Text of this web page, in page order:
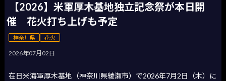
【2026】米軍厚木基地独立記念祭が本日開
催 花火打ち上げも予定
神奈川県 花火
2026年07月02日
在日米海軍厚木基地（神奈川県綾瀬市）で2026年7月2日（木）に